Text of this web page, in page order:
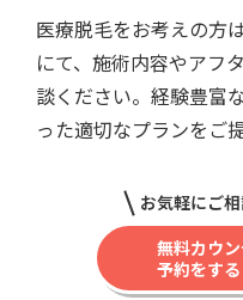
医療脱毛をお考えの方
にて、施術内容やアフ
談ください。経験豊富
った適切なプランをご
お気軽にご
無料カウ
予約をする